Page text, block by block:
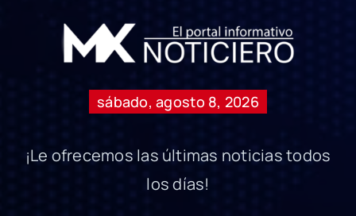
sábado, agosto 8, 2026
¡Le ofrecemos las últimas noticias todos
los días!